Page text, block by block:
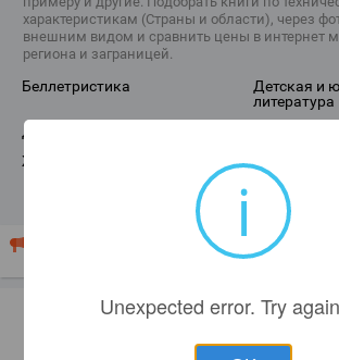
характеристикам (Страны и области), через
внешним видом и сравнить цены в интернет
региона и заграницей.
беллетристика
детская и юношеская
литература
ПОКАЗАТЬ ВСЕ КАТЕГОРИИ
Ваш магазин продает "Книги"?
i
Unexpected error. Try